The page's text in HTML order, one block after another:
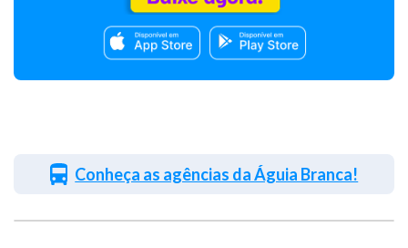
Conheça as agências da Águia Branca!